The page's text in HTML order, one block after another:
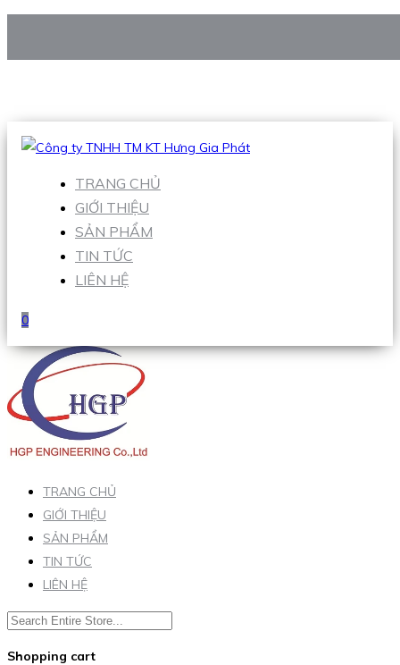
Hotline:0938 906 663
TRANG CHỦ
GIỚI THIỆU
SẢN PHẨM
TIN TỨC
LIÊN HỆ
0
TRANG CHỦ
GIỚI THIỆU
SẢN PHẨM
TIN TỨC
LIÊN HỆ
Shopping cart